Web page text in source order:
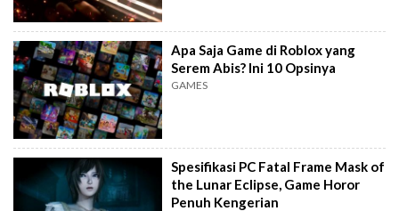
Apa Saja Game di Roblox yang
Serem Abis? Ini 10 Opsinya
GAMES
Spesifikasi PC Fatal Frame Mask of
the Lunar Eclipse, Game Horor
Penuh Kengerian